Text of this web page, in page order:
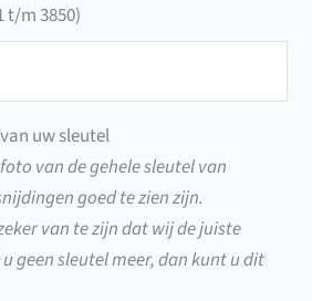
t/m 3850)
uw sleutel
van de gehele sleutel van
goed te zien zijn.
van te zijn dat wij de juiste
geen sleutel meer, dan kunt u dit